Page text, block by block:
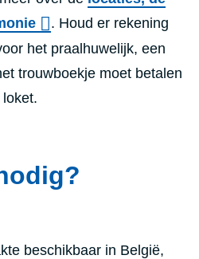
. Houd er rekening
het praalhuwelijk, een
trouwboekje moet betalen
beschikbaar in België,